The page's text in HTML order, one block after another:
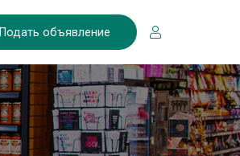
Подать объявление